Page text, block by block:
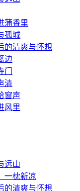
蒲香里
孤城
的清爽与怀想
边
清
窗声
风里
远山
一枕新凉
的清爽与怀想